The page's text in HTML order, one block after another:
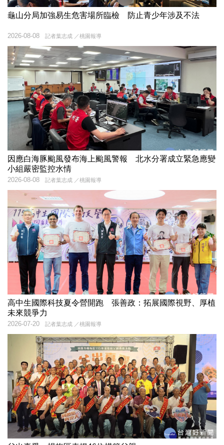
龜山分局加強易生危害場所臨檢 防止青少年涉及不法
記者葉志成 ／桃園報導
2026-08-08
因應白海豚颱風發布海上颱風警報 北水分署成立緊急應變
小組嚴密監控水情
記者葉志成 ／桃園報導
2026-08-08
高中生國際科技夏令營開跑 張善政：拓展國際視野、厚植
未來競爭力
記者葉志成 ／桃園報導
2026-07-20